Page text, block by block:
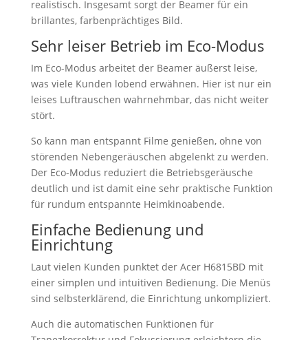
realistisch. Insgesamt sorgt der Beamer für ein
brillantes, farbenprächtiges Bild.
Sehr leiser Betrieb im Eco-Modus
Im Eco-Modus arbeitet der Beamer äußerst leise,
was viele Kunden lobend erwähnen. Hier ist nur ein
leises Luftrauschen wahrnehmbar, das nicht weiter
stört.
So kann man entspannt Filme genießen, ohne von
störenden Nebengeräuschen abgelenkt zu werden.
Der Eco-Modus reduziert die Betriebsgeräusche
deutlich und ist damit eine sehr praktische Funktion
für rundum entspannte Heimkinoabende.
Einfache Bedienung und
Einrichtung
Laut vielen Kunden punktet der Acer H6815BD mit
einer simplen und intuitiven Bedienung. Die Menüs
sind selbsterklärend, die Einrichtung unkompliziert.
Auch die automatischen Funktionen für